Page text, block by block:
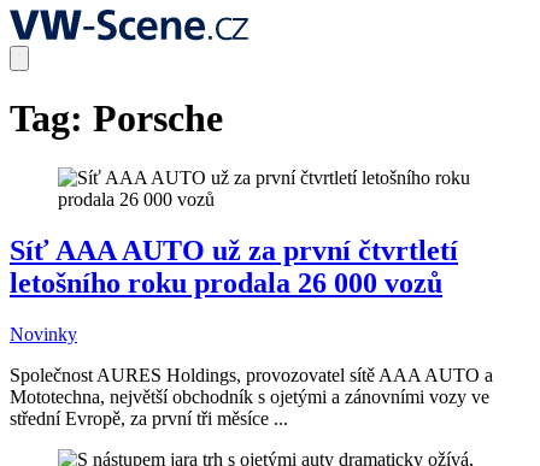
Tag: Porsche
Síť AAA AUTO už za první čtvrtletí
letošního roku prodala 26 000 vozů
Novinky
Společnost AURES Holdings, provozovatel sítě AAA AUTO a
Mototechna, největší obchodník s ojetými a zánovními vozy ve
střední Evropě, za první tři měsíce ...